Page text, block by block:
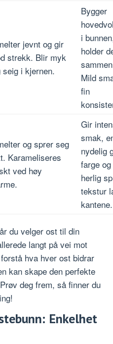
jevnt og gir
strekk. Blir myk
seig i kjernen.
Bygger
i
holder
Mild
fin
og sprer seg
Karameliseres
ved høy
Gir
smak,
nydelig
farge
herlig
tekstur
kantene.
du velger ost til din
langt på vei mot
hva hver ost bidrar
kan skape den perfekte
deg frem, så finner du
Enkelhet